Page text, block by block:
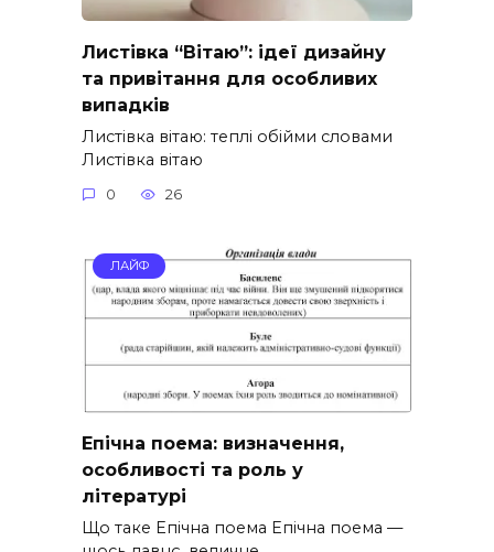
Листівка “Вітаю”: ідеї дизайну
та привітання для особливих
випадків
Листівка вітаю: теплі обійми словами
Листівка вітаю
0 26
ЛАЙФ
Епічна поема: визначення,
особливості та роль у
літературі
Що таке Епічна поема Епічна поема —